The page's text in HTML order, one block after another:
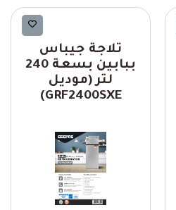
ثلاجة جيباس
ببابين بسعة 240
لتر (موديل
GRF2400SXE)